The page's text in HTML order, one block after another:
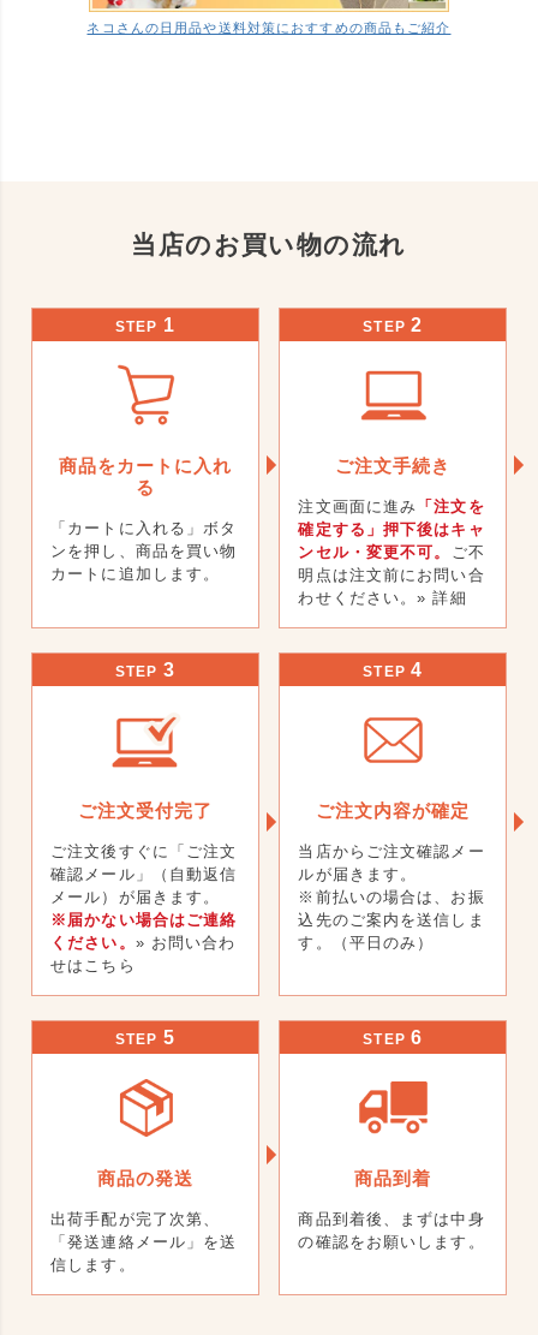
ネコさんの日用品や送料対策におすすめの商品もご紹介
当店のお買い物の流れ
STEP 1
商品をカートに入れ
る
「カートに入れる」ボタ
ンを押し、商品を買い物
カートに追加します。
STEP 2
ご注文手続き
注文画面に進み 「注文を
確定する」押下後はキャ
ンセル・変更不可。
ご不
明点は注文前にお問い合
わせください。» 詳細
STEP 3
ご注文受付完了
ご注文後すぐに「ご注文
確認メール」（自動返信
メール）が届きます。
※届かない場合はご連絡
ください。 » お問い合わ
せはこちら
STEP 4
ご注文内容が確定
当店からご注文確認メー
ルが届きます。
※前払いの場合は、お振
込先のご案内を送信しま
す。（平日のみ）
STEP 5
商品の発送
出荷手配が完了次第、
「発送連絡メール」を送
信します。
STEP 6
商品到着
商品到着後、まずは中身
の確認をお願いします。